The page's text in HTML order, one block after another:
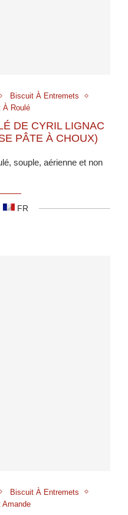
Biscuit À Entremets
À Roulé
DE CYRIL LIGNAC
PÂTE À CHOUX)
souple, aérienne et non
FR
Biscuit À Entremets
Amande